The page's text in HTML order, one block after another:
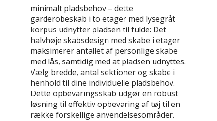
minimalt pladsbehov – dette
garderobeskab i to etager med lysegråt
korpus udnytter pladsen til fulde: Det
halvhøje skabsdesign med skabe i etager
maksimerer antallet af personlige skabe
med lås, samtidig med at pladsen udnyttes.
Vælg bredde, antal sektioner og skabe i
henhold til dine individuelle pladsbehov.
Dette opbevaringsskab udgør en robust
løsning til effektiv opbevaring af tøj til en
række forskellige anvendelsesområder.